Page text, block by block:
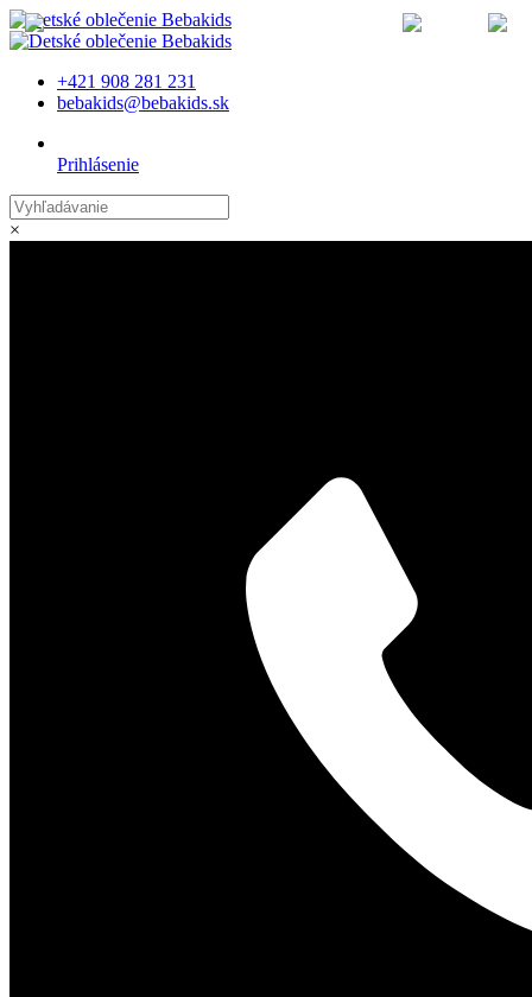
+421 908 281 231
bebakids@bebakids.sk
Prihlásenie
×